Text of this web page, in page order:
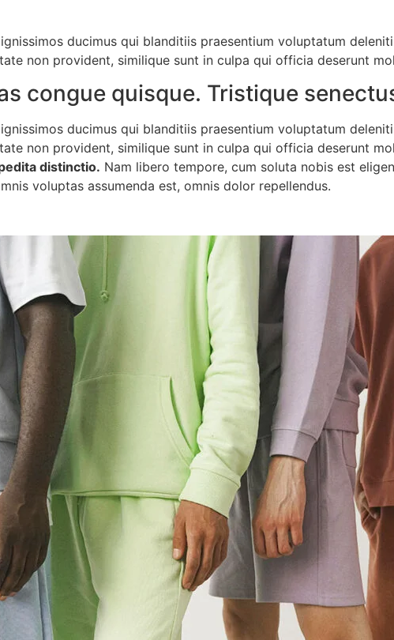
ducimus qui blanditiis praesentium voluptatum
non provident, similique sunt in culpa qui officia deserunt
congue quisque. Tristique
ducimus qui blanditiis praesentium voluptatum
non provident, similique sunt in culpa qui officia deserunt
distinctio. Nam libero tempore, cum soluta nobis est
voluptas assumenda est, omnis dolor repellendus.